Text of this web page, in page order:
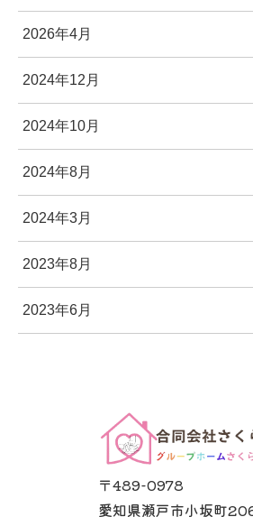
2026年4月
2024年12月
2024年10月
2024年8月
2024年3月
2023年8月
2023年6月
〒489-0978
愛知県瀬戸市小坂町